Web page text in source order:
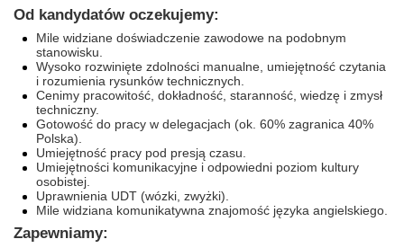
Od kandydatów oczekujemy:
Mile widziane doświadczenie zawodowe na podobnym
stanowisku.
Wysoko rozwinięte zdolności manualne, umiejętność czytania
i rozumienia rysunków technicznych.
Cenimy pracowitość, dokładność, staranność, wiedzę i zmysł
techniczny.
Gotowość do pracy w delegacjach (ok. 60% zagranica 40%
Polska).
Umiejętność pracy pod presją czasu.
Umiejętności komunikacyjne i odpowiedni poziom kultury
osobistej.
Uprawnienia UDT (wózki, zwyżki).
Mile widziana komunikatywna znajomość języka angielskiego.
Zapewniamy: